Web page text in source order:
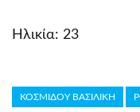
Ηλικία: 23
ΚΟΣΜΙΔΟΥ ΒΑΣΙΛΙΚΗ